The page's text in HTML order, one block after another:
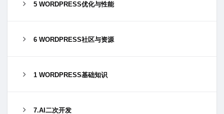
5 WORDPRESS优化与性能
6 WORDPRESS社区与资源
1 WORDPRESS基础知识
7.AI二次开发